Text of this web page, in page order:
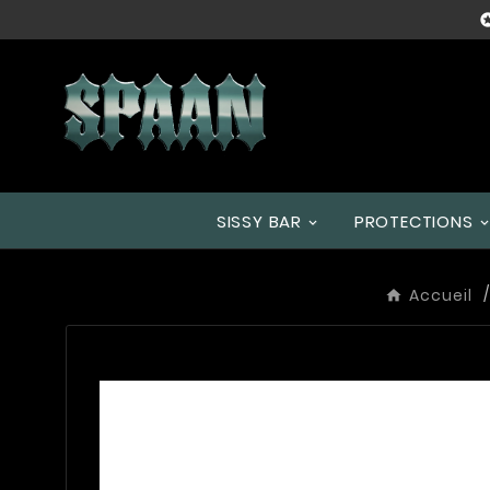
SISSY BAR PROTECTIONS
Accueil